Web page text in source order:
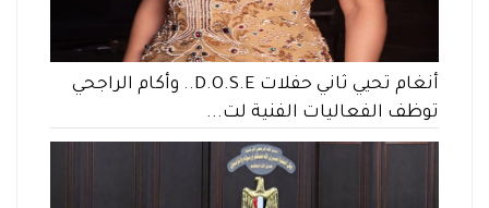
أنغام تحيي ثاني حفلات D.O.S.E.. وأكام الراجحي
توظف الفعاليات الفنية لت...